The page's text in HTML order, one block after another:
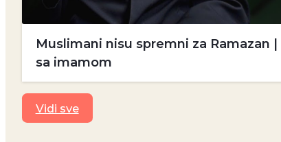
Muslimani nisu spremni za Ramazan
sa imamom
Vidi sve